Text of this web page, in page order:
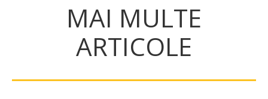
MAI MULTE
ARTICOLE